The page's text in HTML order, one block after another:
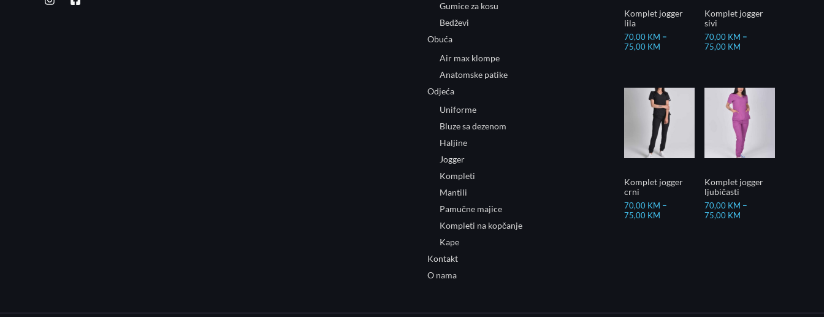
Gumice za kosu
Bedževi
Obuća
Air max klompe
Anatomske patike
Odjeća
Uniforme
Bluze sa dezenom
Haljine
Jogger
Kompleti
Mantili
Pamučne majice
Kompleti na kopčanje
Kape
Kontakt
O nama
Komplet jogger
lila
70,00 KM –
75,00 KM
Komplet jogger
sivi
70,00 KM –
75,00 KM
Komplet jogger
crni
70,00 KM –
75,00 KM
Komplet jogger
ljubičasti
70,00 KM –
75,00 KM